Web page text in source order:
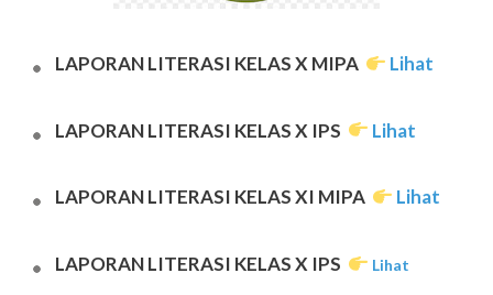
LAPORAN LITERASI KELAS X MIPA Lihat
LAPORAN LITERASI KELAS X IPS Lihat
LAPORAN LITERASI KELAS XI MIPA Lihat
LAPORAN LITERASI KELAS X IPS Lihat